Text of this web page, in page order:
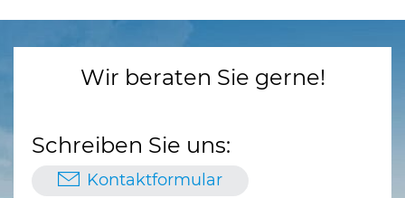
Wir beraten Sie gerne!
Schreiben Sie uns:
Kontaktformular